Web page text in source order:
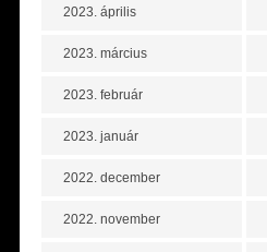
2023. április
2023. március
2023. február
2023. január
2022. december
2022. november